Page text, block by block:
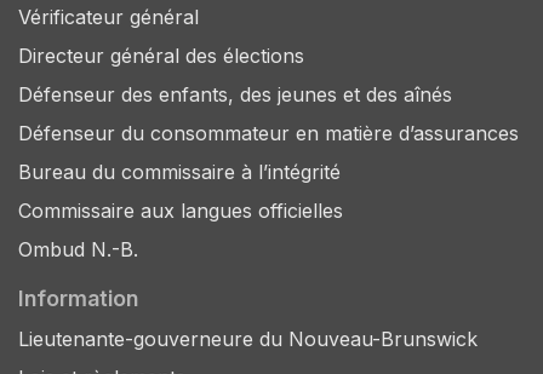
Vérificateur général
Directeur général des élections
Défenseur des enfants, des jeunes et des aînés
Défenseur du consommateur en matière d’assurances
Bureau du commissaire à l’intégrité
Commissaire aux langues officielles
Ombud N.-B.
Information
Lieutenante-gouverneure du Nouveau-Brunswick